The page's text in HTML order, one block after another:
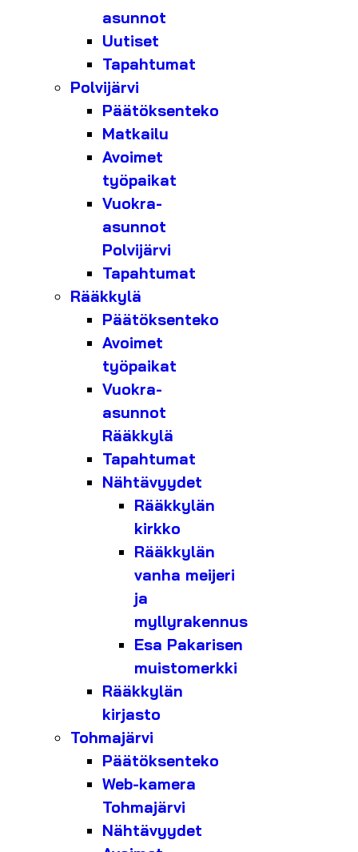
asunnot
Uutiset
Tapahtumat
Polvijärvi
Päätöksenteko
Matkailu
Avoimet
työpaikat
Vuokra-
asunnot
Polvijärvi
Tapahtumat
Rääkkylä
Päätöksenteko
Avoimet
työpaikat
Vuokra-
asunnot
Rääkkylä
Tapahtumat
Nähtävyydet
Rääkkylän
kirkko
Rääkkylän
vanha meijeri
ja
myllyrakennus
Esa Pakarisen
muistomerkki
Rääkkylän
kirjasto
Tohmajärvi
Päätöksenteko
Web-kamera
Tohmajärvi
Nähtävyydet